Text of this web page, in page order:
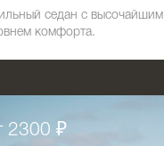
седан с высочайшим
комфорта.
2300 ₽